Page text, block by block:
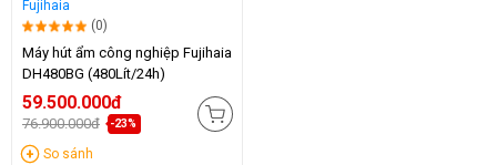
Fujihaia
(0)
Máy hút ẩm công nghiệp Fujihaia
DH480BG (480Lít/24h)
59.500.000đ
76.900.000đ -23%
So sánh